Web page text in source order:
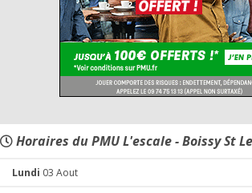
Horaires du PMU L'escale - Boissy St
Lundi 03 Aout